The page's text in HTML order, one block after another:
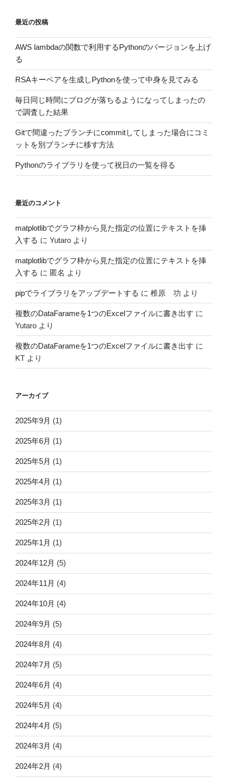
最近の投稿
AWS lambdaの関数で利用するPythonのバージョンを上げ
る
RSAキーペアを生成しPythonを使って中身を見てみる
毎日同じ時間にブログが落ちるようになってしまったの
で調査した結果
Gitで間違ったブランチにcommitしてしまった場合にコミ
ットを別ブランチに移す方法
Pythonのライブラリを使って祝日の一覧を得る
最近のコメント
matplotlibでグラフ枠から見た指定の位置にテキストを挿
入する に Yutaro より
matplotlibでグラフ枠から見た指定の位置にテキストを挿
入する に 匿名 より
pipでライブラリをアップデートする に 椎原 功 より
複数のDataFarameを1つのExcelファイルに書き出す に
Yutaro より
複数のDataFarameを1つのExcelファイルに書き出す に
KT より
アーカイブ
2025年9月 (1)
2025年6月 (1)
2025年5月 (1)
2025年4月 (1)
2025年3月 (1)
2025年2月 (1)
2025年1月 (1)
2024年12月 (5)
2024年11月 (4)
2024年10月 (4)
2024年9月 (5)
2024年8月 (4)
2024年7月 (5)
2024年6月 (4)
2024年5月 (4)
2024年4月 (5)
2024年3月 (4)
2024年2月 (4)